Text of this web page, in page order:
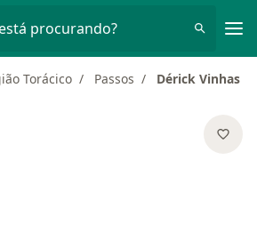
procurando?
Torácico Passos Dérick Vinhas